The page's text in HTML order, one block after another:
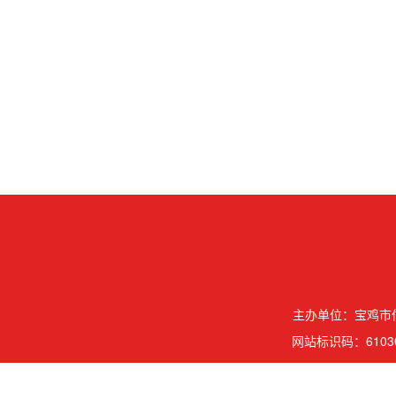
主办单位：宝鸡
网站标识码：